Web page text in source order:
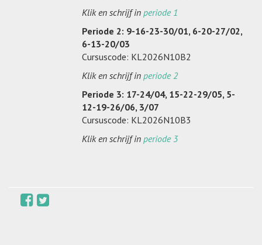
Klik en schrijf in periode 1
Periode 2: 9-16-23-30/01, 6-20-27/02,
6-13-20/03
Cursuscode: KL2026N10B2
Klik en schrijf in periode 2
Periode 3: 17-24/04, 15-22-29/05, 5-
12-19-26/06, 3/07
Cursuscode: KL2026N10B3
Klik en schrijf in periode 3